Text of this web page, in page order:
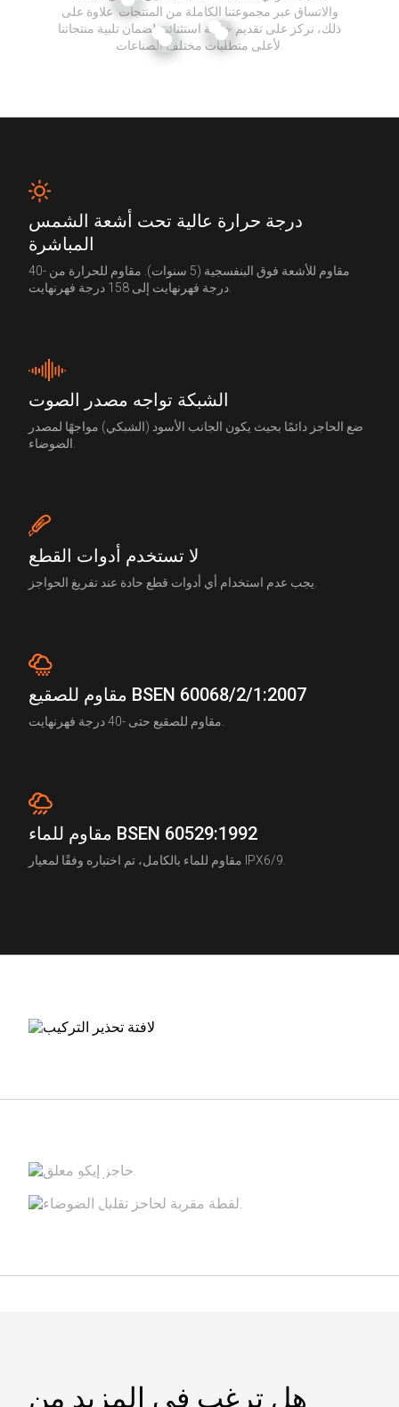
والاتساق عبر مجموعتنا الكاملة من المنتجات. علاوة على
ذلك، نركز على تقديم خدمة استثنائية لضمان تلبية منتجاتنا
درجة حرارة عالية تحت أشعة الشمس
المباشرة
مقاوم للأشعة فوق البنفسجية (5 سنوات). مقاوم للحرارة من -40
الشبكة تواجه مصدر الصوت
ضع الحاجز دائمًا بحيث يكون الجانب الأسود (الشبكي) مواجهًا لمصدر
لا تستخدم أدوات القطع
مقاوم للصقيع BSEN 60068/2/1:2007
مقاوم للماء BSEN 60529:1992
مقاوم للماء بالكامل، تم اختباره وفقًا لمعيار IPX6/9.
دليل التركيب
الملحقات ومجموعات التركيب
هل ترغب في المزيد من